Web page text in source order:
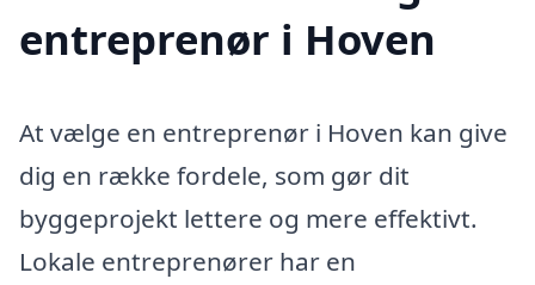
entreprenør i Hoven
At vælge en entreprenør i Hoven kan give
dig en række fordele, som gør dit
byggeprojekt lettere og mere effektivt.
Lokale entreprenører har en